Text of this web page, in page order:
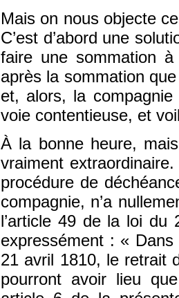
Mais on nous objecte
C’est d’abord une
faire une sommation
après la sommation
et, alors, la
voie contentieuse, et
À la bonne heure,
vraiment
procédure de
compagnie, n’a
l’article 49 de la loi du
expressément : «
21 avril 1810, le retrait
pourront avoir lieu